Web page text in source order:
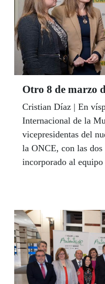
Otro 8 de marzo
Cristian Díaz | En
Internacional de la
vicepresidentas del
la ONCE, con las dos
incorporado al
permanente por la
Consejo, Isavel
del 8 de marzo "tiene